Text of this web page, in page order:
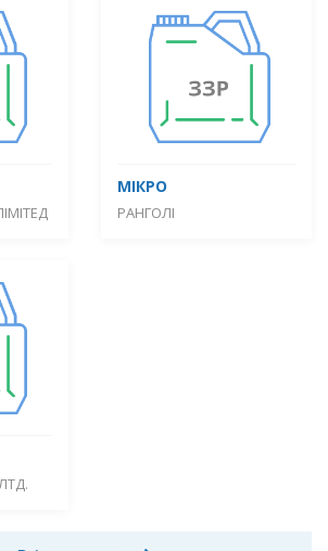
МІКРО
РАНГОЛІ